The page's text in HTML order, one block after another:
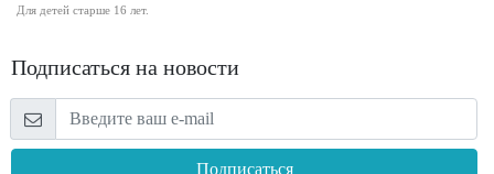
Для детей старше 16 лет.
Подписаться на новости
Подписаться